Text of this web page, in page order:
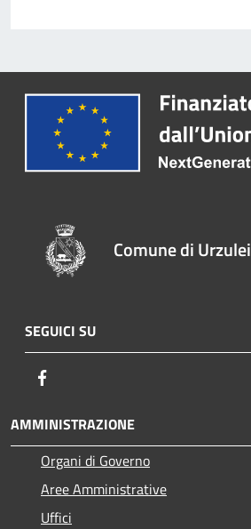
Comune di Urzulei
SEGUICI SU
AMMINISTRAZIONE
Organi di Governo
Aree Amministrative
Uffici